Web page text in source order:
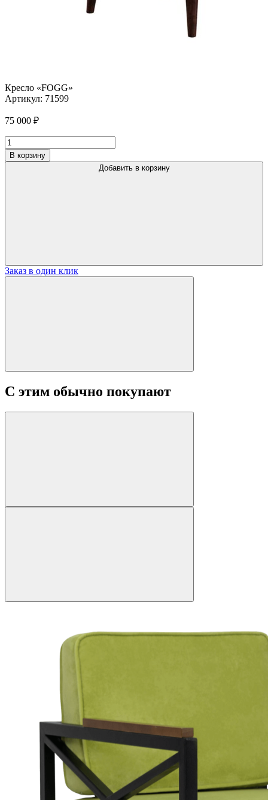
Кресло «FOGG»
Артикул: 71599
75 000 ₽
Количество
товара
Кресло
В корзину
Добавить в корзину
Заказ в один клик
С этим обычно покупают